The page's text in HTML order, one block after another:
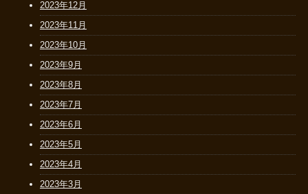
2023年12月
2023年11月
2023年10月
2023年9月
2023年8月
2023年7月
2023年6月
2023年5月
2023年4月
2023年3月